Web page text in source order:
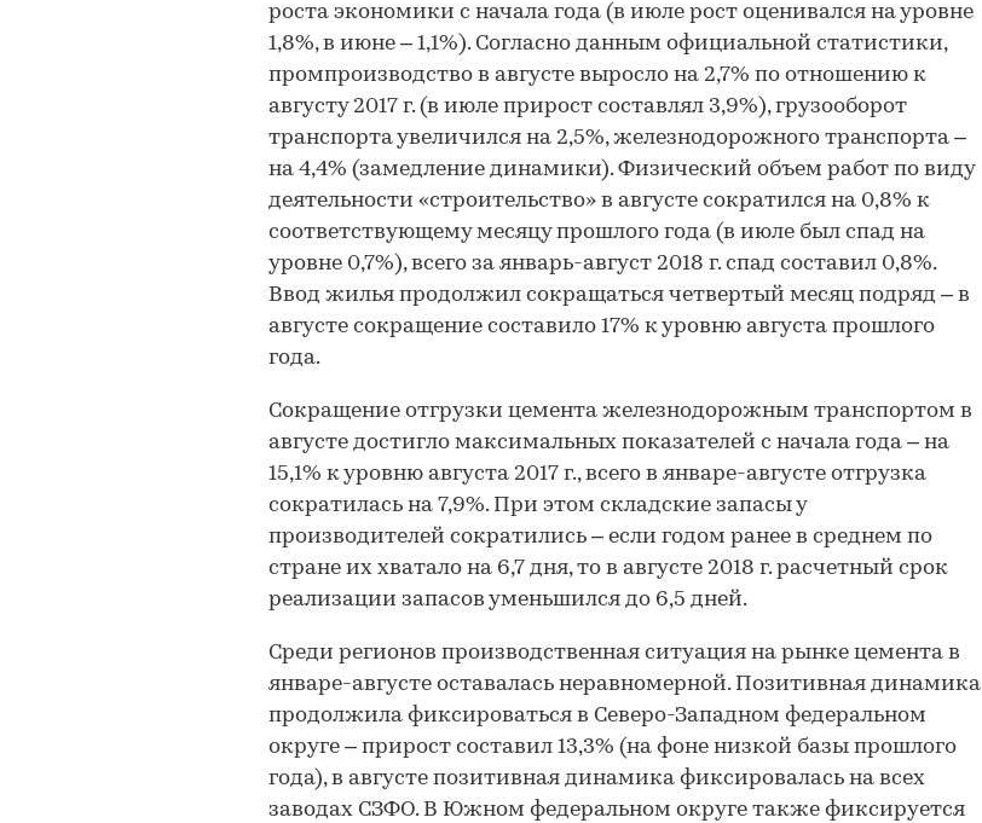
роста экономики с начала года (в июле рост оценивался на уровне
1,8%, в июне – 1,1%). Согласно данным официальной статистики,
промпроизводство в августе выросло на 2,7% по отношению к
августу 2017 г. (в июле прирост составлял 3,9%), грузооборот
транспорта увеличился на 2,5%, железнодорожного транспорта –
на 4,4% (замедление динамики). Физический объем работ по виду
деятельности «строительство» в августе сократился на 0,8% к
соответствующему месяцу прошлого года (в июле был спад на
уровне 0,7%), всего за январь-август 2018 г. спад составил 0,8%.
Ввод жилья продолжил сокращаться четвертый месяц подряд – в
августе сокращение составило 17% к уровню августа прошлого
года.
Сокращение отгрузки цемента железнодорожным транспортом в
августе достигло максимальных показателей с начала года – на
15,1% к уровню августа 2017 г., всего в январе-августе отгрузка
сократилась на 7,9%. При этом складские запасы у
производителей сократились – если годом ранее в среднем по
стране их хватало на 6,7 дня, то в августе 2018 г. расчетный срок
реализации запасов уменьшился до 6,5 дней.
Среди регионов производственная ситуация на рынке цемента в
январе-августе оставалась неравномерной. Позитивная динамика
продолжила фиксироваться в Северо-Западном федеральном
округе – прирост составил 13,3% (на фоне низкой базы прошлого
года), в августе позитивная динамика фиксировалась на всех
заводах СЗФО. В Южном федеральном округе также фиксируется